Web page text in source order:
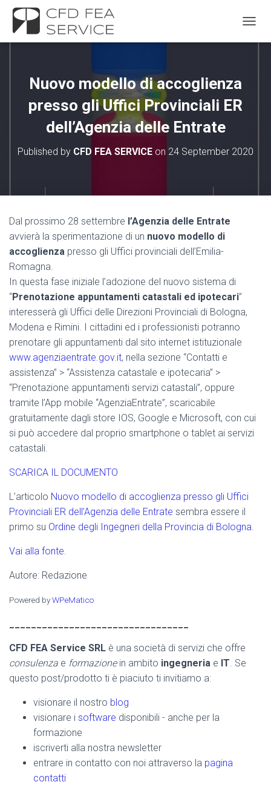
Nuovo modello di accoglienza
presso gli Uffici Provinciali ER
dell’Agenzia delle Entrate
Published by CFD FEA SERVICE on 24 September 2020
Dal prossimo 28 settembre l’Agenzia delle Entrate
avvierà la sperimentazione di un nuovo modello di
accoglienza presso gli Uffici provinciali dell’Emilia-
Romagna.
In questa fase iniziale l’adozione del nuovo sistema di
“Prenotazione appuntamenti catastali ed ipotecari”
interesserà gli Uffici delle Direzioni Provinciali di Bologna,
Modena e Rimini. I cittadini ed i professionisti potranno
prenotare gli appuntamenti dal sito internet istituzionale
www.agenziaentrate.gov.it, nella sezione “Contatti e
assistenza” > “Assistenza catastale e ipotecaria” >
“Prenotazione appuntamenti servizi catastali”, oppure
tramite l’App mobile “AgenziaEntrate”, scaricabile
gratuitamente dagli store IOS, Google e Microsoft, con cui
si può accedere dal proprio smartphone o tablet ai servizi
catastali.
SCARICA IL DOCUMENTO
L’articolo Nuovo modello di accoglienza presso gli Uffici
Provinciali ER dell’Agenzia delle Entrate sembra essere il
primo su Ordine degli Ingegneri della Provincia di Bologna.
Vai alla fonte.
Autore: Redazione
Powered byWPeMatico
CFD FEA Service SRL è una società di servizi che offre
consulenza e formazionein ambito ingegneria e IT. Se
questo post/prodotto ti è piaciuto ti invitiamo a:
visionare il nostro blog
visionare i software disponibili - anche per la
formazione
iscriverti alla nostra newsletter
entrare in contatto con noi attraverso la pagina
contatti